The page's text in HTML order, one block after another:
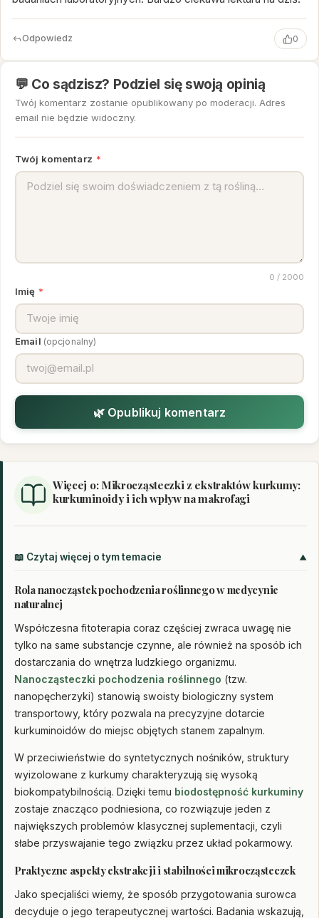
Odpowiedz 0
💬 Co sądzisz? Podziel się swoją opinią
Twój komentarz zostanie opublikowany po moderacji. Adres
email nie będzie widoczny.
Twój komentarz *
0 / 2000
Imię *
Email (opcjonalny)
🌿 Opublikuj komentarz
Więcej o: Mikrocząsteczki z ekstraktów kurkumy:
kurkuminoidy i ich wpływ na makrofagi
📖 Czytaj więcej o tym temacie
Rola nanocząstek pochodzenia roślinnego w medycynie
naturalnej
Współczesna fitoterapia coraz częściej zwraca uwagę nie
tylko na same substancje czynne, ale również na sposób ich
dostarczania do wnętrza ludzkiego organizmu.
Nanocząsteczki pochodzenia roślinnego (tzw.
nanopęcherzyki) stanowią swoisty biologiczny system
transportowy, który pozwala na precyzyjne dotarcie
kurkuminoidów do miejsc objętych stanem zapalnym.
W przeciwieństwie do syntetycznych nośników, struktury
wyizolowane z kurkumy charakteryzują się wysoką
biokompatybilnością. Dzięki temu biodostępność kurkuminy
zostaje znacząco podniesiona, co rozwiązuje jeden z
największych problemów klasycznej suplementacji, czyli
słabe przyswajanie tego związku przez układ pokarmowy.
Praktyczne aspekty ekstrakcji i stabilności mikrocząsteczek
Jako specjaliści wiemy, że sposób przygotowania surowca
decyduje o jego terapeutycznej wartości. Badania wskazują,